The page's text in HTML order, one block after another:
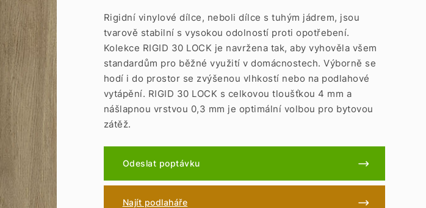
Rigidní vinylové dílce, neboli dílce s tuhým jádrem, jsou
tvarově stabilní s vysokou odolností proti opotřebení.
Kolekce RIGID 30 LOCK je navržena tak, aby vyhověla všem
standardům pro běžné využití v domácnostech. Výborně se
hodí i do prostor se zvýšenou vlhkostí nebo na podlahové
vytápění. RIGID 30 LOCK s celkovou tloušťkou 4 mm a
nášlapnou vrstvou 0,3 mm je optimální volbou pro bytovou
zátěž.
Odeslat poptávku
Najít podlaháře